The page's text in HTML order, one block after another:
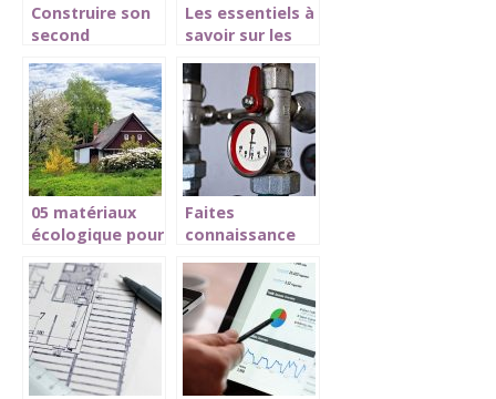
Construire son
second
qu’il faut savoir
Les essentiels à
savoir sur les
construction
05 matériaux
écologique pour
isolation de
votre maison
Faites
connaissance
différents types
de chauffage
sur le marché